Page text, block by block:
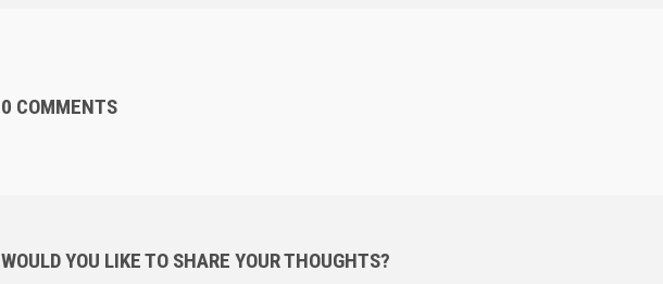
0 COMMENTS
WOULD YOU LIKE TO SHARE YOUR THOUGHTS?